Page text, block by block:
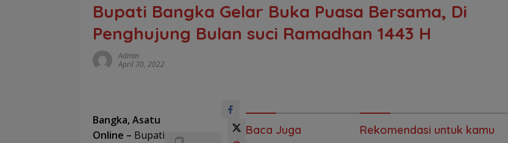
Bupati Bangka Gelar Buka Puasa Bersama, Di
Penghujung Bulan suci Ramadhan 1443 H
Admin
April 30, 2022
Bangka, Asatu
Online – Bupati
Baca Juga Rekomendasi untuk kamu